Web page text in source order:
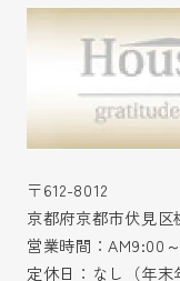
〒612-8012
京都府京都市伏見区
営業時間：AM9:00
定休日：なし（年末